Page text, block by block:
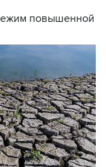
повышенной